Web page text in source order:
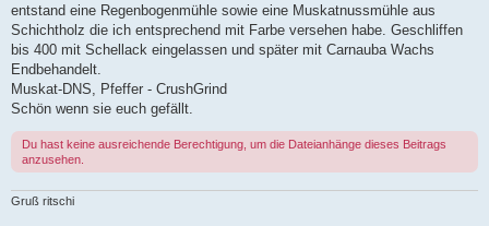
entstand eine Regenbogenmühle sowie eine Muskatnussmühle aus
Schichtholz die ich entsprechend mit Farbe versehen habe. Geschliffen
bis 400 mit Schellack eingelassen und später mit Carnauba Wachs
Endbehandelt.
Muskat-DNS, Pfeffer - CrushGrind
Schön wenn sie euch gefällt.
Du hast keine ausreichende Berechtigung, um die Dateianhänge dieses Beitrags
anzusehen.
Gruß ritschi